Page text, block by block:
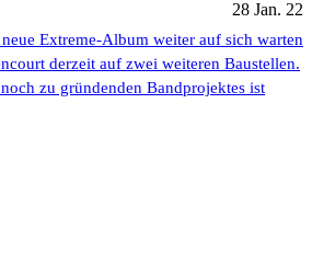
28 Jan. 22
Extreme-Album weiter auf sich warten
derzeit auf zwei weiteren Baustellen.
zu gründenden Bandprojektes ist